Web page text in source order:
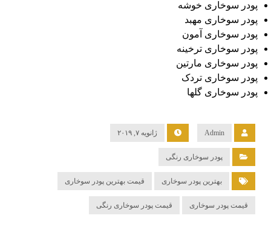
پودر سوخاری خوشه
پودر سوخاری مهبد
پودر سوخاری آمون
پودر سوخاری ترخینه
پودر سوخاری مارتین
پودر سوخاری تردک
پودر سوخاری گلها
Admin ژانویه ۷, ۲۰۱۹
پودر سوخاری رنگی
بهترین پودر سوخاری قیمت بهترین پودر سوخاری
قیمت پودر سوخاری قیمت پودر سوخاری رنگی